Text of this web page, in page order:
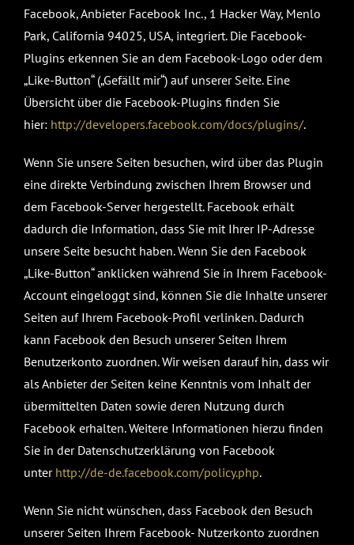
Facebook, Anbieter Facebook Inc., 1 Hacker Way, Menlo
Park, California 94025, USA, integriert. Die Facebook-
Plugins erkennen Sie an dem Facebook-Logo oder dem
„Like-Button“ („Gefällt mir“) auf unserer Seite. Eine
Übersicht über die Facebook-Plugins finden Sie
hier: http://developers.facebook.com/docs/plugins/.
Wenn Sie unsere Seiten besuchen, wird über das Plugin
eine direkte Verbindung zwischen Ihrem Browser und
dem Facebook-Server hergestellt. Facebook erhält
dadurch die Information, dass Sie mit Ihrer IP-Adresse
unsere Seite besucht haben. Wenn Sie den Facebook
„Like-Button“ anklicken während Sie in Ihrem Facebook-
Account eingeloggt sind, können Sie die Inhalte unserer
Seiten auf Ihrem Facebook-Profil verlinken. Dadurch
kann Facebook den Besuch unserer Seiten Ihrem
Benutzerkonto zuordnen. Wir weisen darauf hin, dass wir
als Anbieter der Seiten keine Kenntnis vom Inhalt der
übermittelten Daten sowie deren Nutzung durch
Facebook erhalten. Weitere Informationen hierzu finden
Sie in der Datenschutzerklärung von Facebook
unter http://de-de.facebook.com/policy.php.
Wenn Sie nicht wünschen, dass Facebook den Besuch
unserer Seiten Ihrem Facebook- Nutzerkonto zuordnen